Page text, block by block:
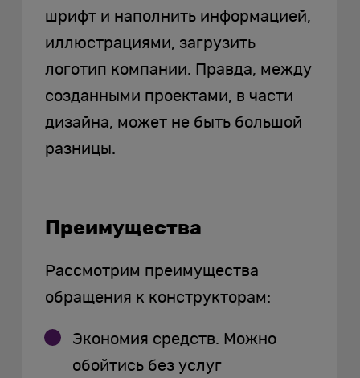
шрифт и наполнить информацией,
иллюстрациями, загрузить
логотип компании. Правда, между
созданными проектами, в части
дизайна, может не быть большой
разницы.
Преимущества
Рассмотрим преимущества
обращения к конструкторам:
Экономия средств. Можно
обойтись без услуг